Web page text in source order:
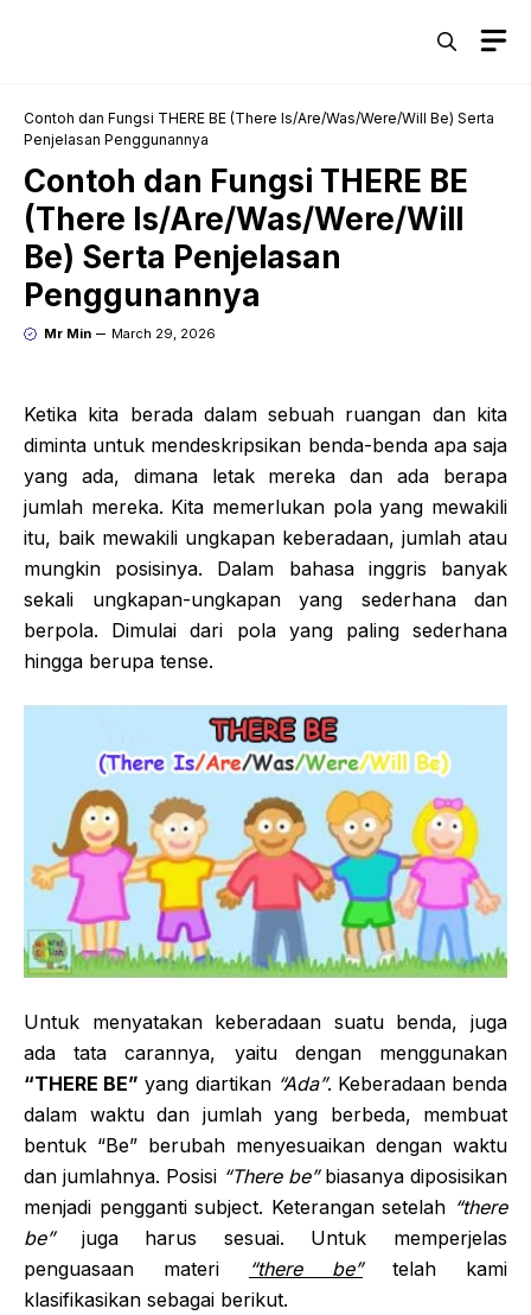
Contoh dan Fungsi THERE BE (There Is/Are/Was/Were/Will Be) Serta
Penjelasan Penggunannya
Contoh dan Fungsi THERE BE
(There Is/Are/Was/Were/Will
Be) Serta Penjelasan
Penggunannya
Mr Min March 29, 2026
Ketika kita berada dalam sebuah ruangan dan kita
diminta untuk mendeskripsikan benda-benda apa saja
yang ada, dimana letak mereka dan ada berapa
jumlah mereka. Kita memerlukan pola yang mewakili
itu, baik mewakili ungkapan keberadaan, jumlah atau
mungkin posisinya. Dalam bahasa inggris banyak
sekali ungkapan-ungkapan yang sederhana dan
berpola. Dimulai dari pola yang paling sederhana
hingga berupa tense.
Untuk menyatakan keberadaan suatu benda, juga
ada tata carannya, yaitu dengan menggunakan
“THERE BE” yang diartikan “Ada”. Keberadaan benda
dalam waktu dan jumlah yang berbeda, membuat
bentuk “Be” berubah menyesuaikan dengan waktu
dan jumlahnya. Posisi “There be”biasanya diposisikan
menjadi pengganti subject. Keterangan setelah “there
be”juga harus sesuai. Untuk memperjelas
penguasaan materi
“there be”telah kami
klasifikasikan sebagai berikut.